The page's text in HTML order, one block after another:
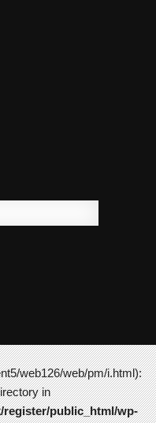
web126/web/pm/i.html):
in
register/public_html/wp-